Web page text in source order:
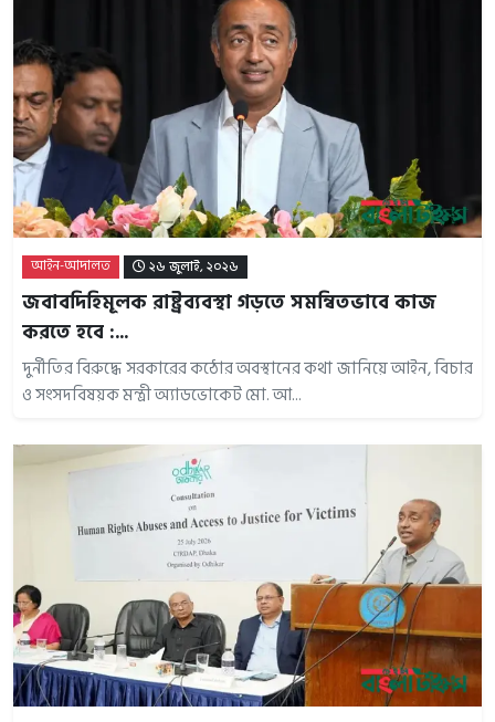
আইন-আদালত ২৬ জুলাই, ২০২৬
জবাবদিহিমূলক রাষ্ট্রব্যবস্থা গড়তে সমন্বিতভাবে কাজ
করতে হবে :...
দুর্নীতির বিরুদ্ধে সরকারের কঠোর অবস্থানের কথা জানিয়ে আইন, বিচার
ও সংসদবিষয়ক মন্ত্রী অ্যাডভোকেট মো. আ...